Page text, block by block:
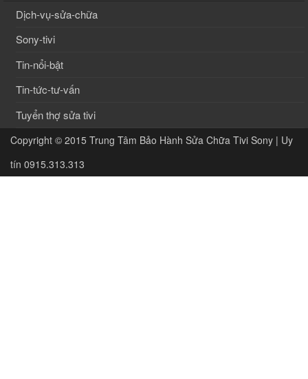
Dịch-vụ-sửa-chữa
Sony-tivi
Tin-nổi-bật
Tin-tức-tư-vấn
Tuyển thợ sửa tivi
Copyright © 2015 Trung Tâm Bảo Hành Sửa Chữa Tivi Sony | Uy
tín 0915.313.313